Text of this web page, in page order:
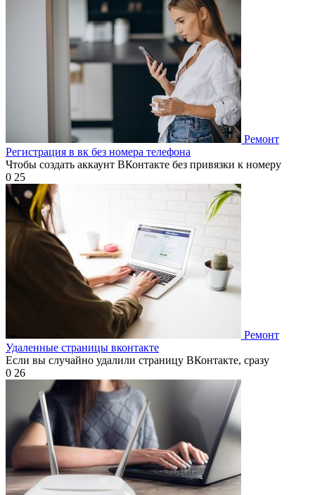
Ремонт
Регистрация в вк без номера телефона
Чтобы создать аккаунт ВКонтакте без привязки к номеру
0 25
Ремонт
Удаленные страницы вконтакте
Если вы случайно удалили страницу ВКонтакте, сразу
0 26